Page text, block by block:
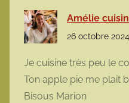
Amélie
26 octobre
Je cuisine très peu le
Ton apple pie me plait
Bisous Marion